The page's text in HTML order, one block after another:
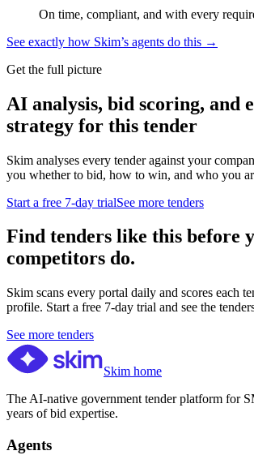
On time, compliant, and with every
See exactly how Skim’s agents do this →
Get the full picture
AI analysis, bid scoring, and
strategy for this tender
Skim analyses every tender against your
you whether to bid, how to win, and who you
Start a free 7-day trialSee more tenders
Find tenders like this before
competitors do.
Skim scans every portal daily and scores each
profile. Start a free 7-day trial and see the
See more tenders
Skim home
The AI-native government tender platform for
years of bid expertise.
Agents